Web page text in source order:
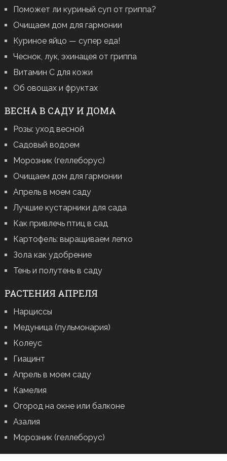
Поможет ли куриный суп от гриппа?
Очищаем дом для гармонии
Куриное яйцо — супер еда!
Чеснок, лук, эхинацея от гриппа
Витамин С для кожи
Об овощах и фруктах
ВЕСНА В САДУ И ДОМА
Розы: уход весной
Садовый водоем
Морозник (геллеборус)
Очищаем дом для гармонии
Апрель в моем саду
Лучшие кустарники для сада
Как привлечь птиц в сад
Картофель: выращиваем легко
Зола как удобрение
Тень и полутень в саду
РАСТЕНИЯ АПРЕЛЯ
Нарциссы
Медуница (пульмонария)
Колеус
Гиацинт
Апрель в моем саду
Камелия
Огород на окне или балконе
Азалия
Морозник (геллеборус)